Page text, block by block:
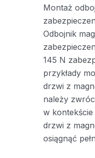
Montaż
Odbojnik
145 N
przykłady
drzwi z
należy
w kontekście
drzwi z
osiągnąć